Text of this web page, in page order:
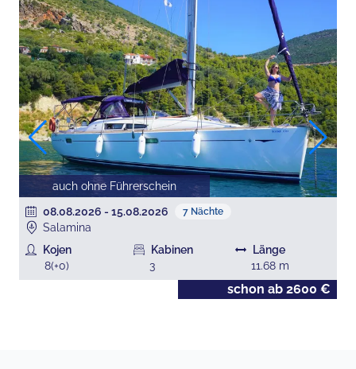
auch ohne Führerschein
08.08.2026 - 15.08.2026 7 Nächte
Salamina
Kojen
8(+0)
Kabinen
3
Länge
11.68 m
schon ab 2600 €